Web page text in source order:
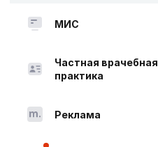
МИС
Частная врачебная
практика
Реклама